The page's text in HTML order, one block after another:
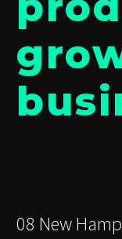
08 New